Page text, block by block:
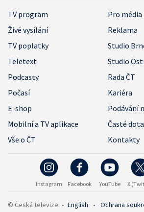
TV program
Pro média
Živé vysílání
Reklama
TV poplatky
Studio
Teletext
Studio
Podcasty
Rada ČT
Počasí
Kariéra
E-shop
Podávání
Mobilní a TV aplikace
Časté
Vše o ČT
Kontakty
Instagram Facebook YouTube X
© Česká televize • English • Ochrana